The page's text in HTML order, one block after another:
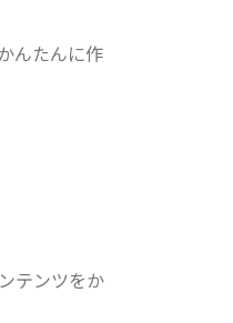
んたんに作
テンツをか